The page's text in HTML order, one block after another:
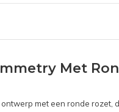
Met
met een ronde rozet,